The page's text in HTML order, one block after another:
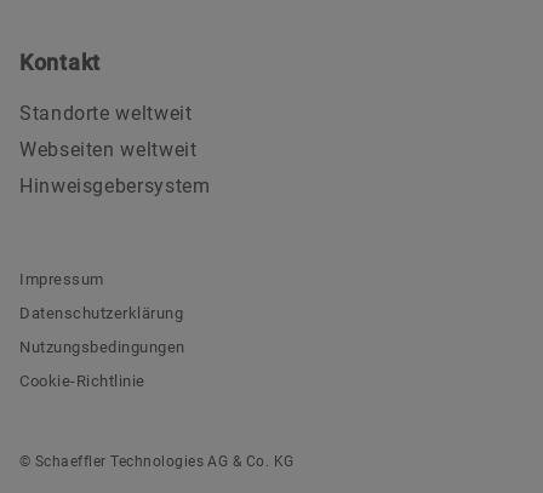
Kontakt
Standorte weltweit
Webseiten weltweit
Hinweisgebersystem
Impressum
Datenschutzerklärung
Nutzungsbedingungen
Cookie-Richtlinie
© Schaeffler Technologies AG & Co. KG